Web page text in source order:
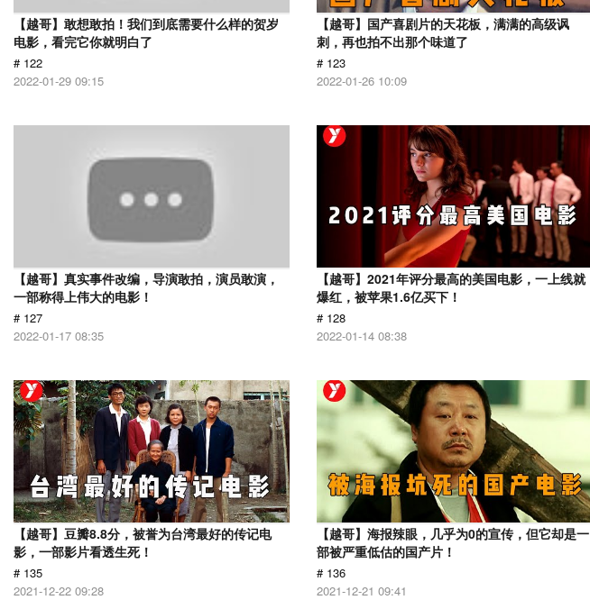
【越哥】敢想敢拍！我们到底需要什么样的贺岁
电影，看完它你就明白了
# 122
2022-01-29 09:15
【越哥】国产喜剧片的天花板，满满的高级讽
刺，再也拍不出那个味道了
# 123
2022-01-26 10:09
【越哥】真实事件改编，导演敢拍，演员敢演，
一部称得上伟大的电影！
# 127
2022-01-17 08:35
【越哥】2021年评分最高的美国电影，一上线就
爆红，被苹果1.6亿买下！
# 128
2022-01-14 08:38
【越哥】豆瓣8.8分，被誉为台湾最好的传记电
影，一部影片看透生死！
# 135
2021-12-22 09:28
【越哥】海报辣眼，几乎为0的宣传，但它却是一
部被严重低估的国产片！
# 136
2021-12-21 09:41